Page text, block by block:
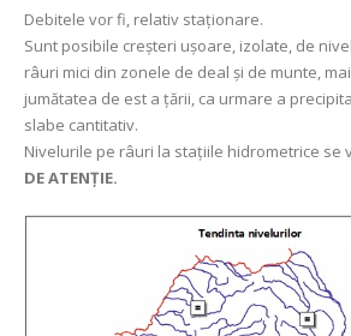
Debitele vor fi, relativ staționare.
Sunt posibile creșteri ușoare, izolate, de
râuri mici din zonele de deal și de munte,
jumătatea de est a țării, ca urmare a
slabe cantitativ.
Nivelurile pe râuri la stațiile hidrometrice se
DE ATENȚIE.